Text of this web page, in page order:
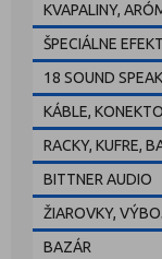
KVAPALINY,
ŠPECIÁLNE
18 SOUND
KÁBLE,
RACKY, KUFRE,
BITTNER AUDIO
ŽIAROVKY,
BAZÁR